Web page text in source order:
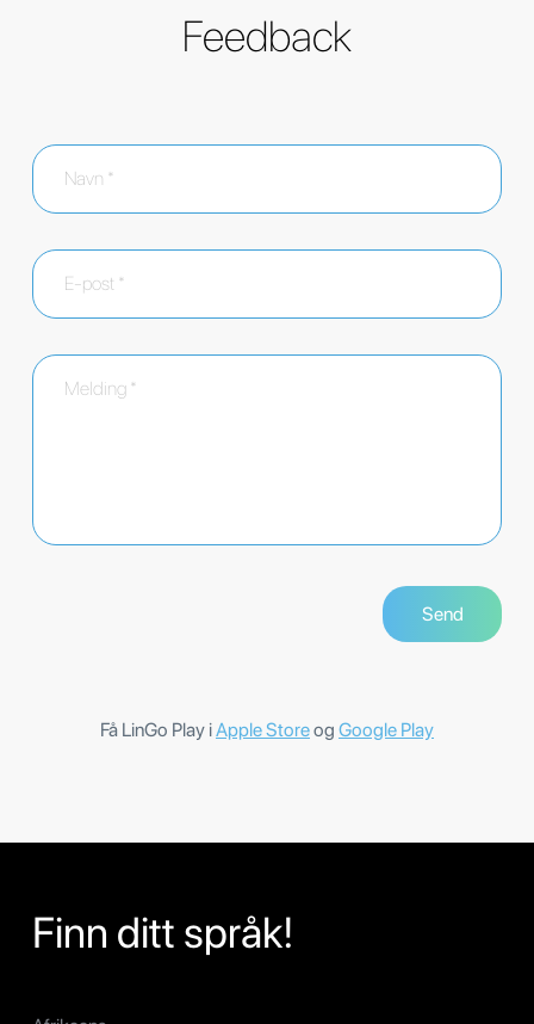
Feedback
Få LinGo Play iApple Storeog Google Play
Finn ditt språk!